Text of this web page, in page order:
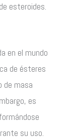
esteroides.
en el mundo
de ésteres
de masa
es
su uso.